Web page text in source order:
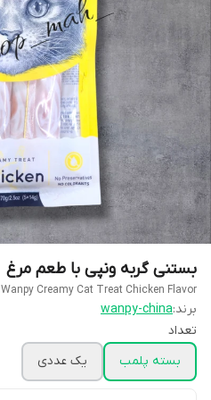
بستنی گربه ونپی با طعم مرغ
Wanpy Creamy Cat Treat Chicken Flavor
برند:wanpy-china
تعداد
بسته پلمب
یک عددی